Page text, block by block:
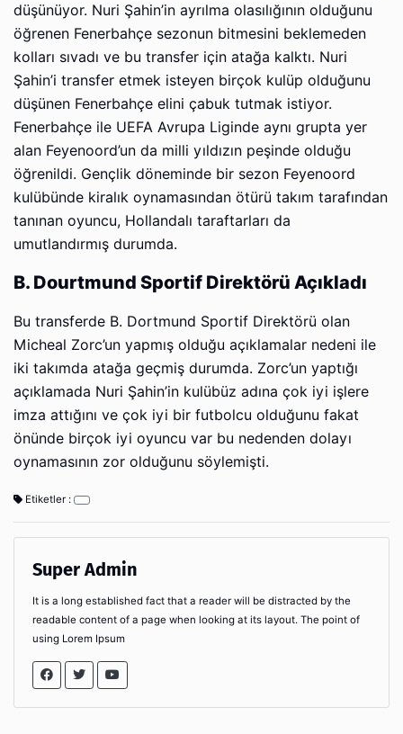
düşünüyor. Nuri Şahin’in ayrılma olasılığının olduğunu
öğrenen Fenerbahçe sezonun bitmesini beklemeden
kolları sıvadı ve bu transfer için atağa kalktı. Nuri
Şahin’i transfer etmek isteyen birçok kulüp olduğunu
düşünen Fenerbahçe elini çabuk tutmak istiyor.
Fenerbahçe ile UEFA Avrupa Liginde aynı grupta yer
alan Feyenoord’un da milli yıldızın peşinde olduğu
öğrenildi. Gençlik döneminde bir sezon Feyenoord
kulübünde kiralık oynamasından ötürü takım tarafından
tanınan oyuncu, Hollandalı taraftarları da
umutlandırmış durumda.
B. Dourtmund Sportif Direktörü Açıkladı
Bu transferde B. Dortmund Sportif Direktörü olan
Micheal Zorc’un yapmış olduğu açıklamalar nedeni ile
iki takımda atağa geçmiş durumda. Zorc’un yaptığı
açıklamada Nuri Şahin’in kulübüz adına çok iyi işlere
imza attığını ve çok iyi bir futbolcu olduğunu fakat
önünde birçok iyi oyuncu var bu nedenden dolayı
oynamasının zor olduğunu söylemişti.
Etiketler :
Super Admin
It is a long established fact that a reader will be distracted by the
readable content of a page when looking at its layout. The point of
using Lorem Ipsum